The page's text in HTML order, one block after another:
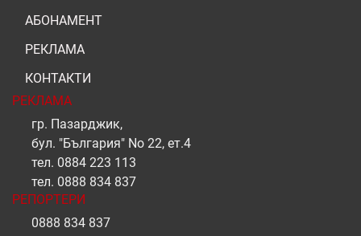
АБОНАМЕНТ
РЕКЛАМА
КОНТАКТИ
РЕКЛАМА
гр. Пазарджик,
бул. "България" No 22, ет.4
тел. 0884 223 113
тел. 0888 834 837
РЕПОРТЕРИ
0888 834 837